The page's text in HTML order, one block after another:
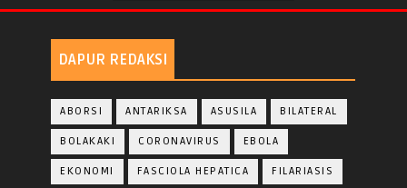
DAPUR REDAKSI
ABORSI ANTARIKSA ASUSILA BILATERAL
BOLAKAKI CORONAVIRUS EBOLA
EKONOMI FASCIOLA HEPATICA FILARIASIS